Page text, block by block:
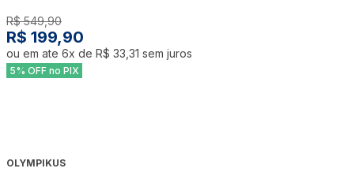
R$ 549,90
R$ 199,90
ou em ate 6x de R$ 33,31 sem juros
5% OFF no PIX
OLYMPIKUS